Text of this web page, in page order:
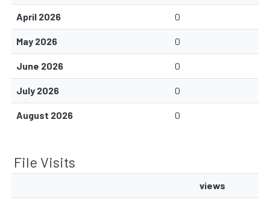
April 2026 0
May 2026 0
June 2026 0
July 2026 0
August 2026 0
File Visits
views